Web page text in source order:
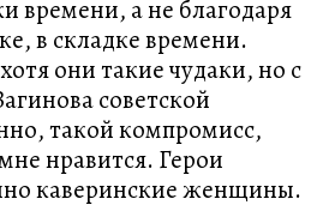
времени, а не благодаря
в складке времени.
они такие чудаки, но с
советской
такой компромисс,
нравится. Герои
каверинские женщины.